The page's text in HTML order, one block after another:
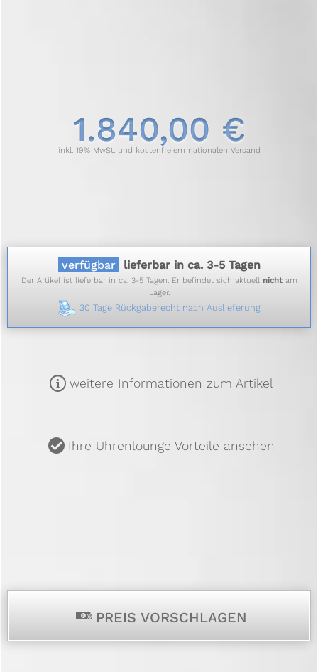
1.840,00 €
inkl. 19% MwSt. und kostenfreiem nationalen Versand
verfügbar lieferbar in ca. 3-5 Tagen
Der Artikel ist lieferbar in ca. 3-5 Tagen. Er befindet sich aktuell nichtam
Lager.
30 Tage Rückgaberecht nach Auslieferung
m weitere Informationen zum Artikel
u Ihre Uhrenlounge Vorteile ansehen
p PREIS VORSCHLAGEN